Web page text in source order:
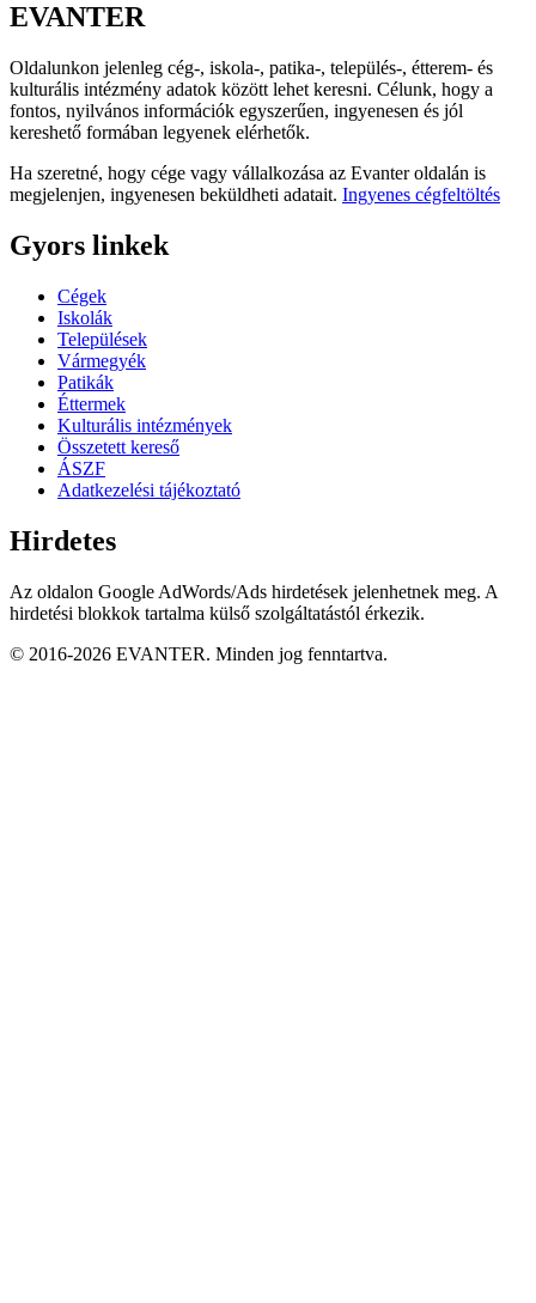
EVANTER
Oldalunkon jelenleg cég-, iskola-, patika-, település-, étterem- és
kulturális intézmény adatok között lehet keresni. Célunk, hogy a
fontos, nyilvános információk egyszerűen, ingyenesen és jól
kereshető formában legyenek elérhetők.
Ha szeretné, hogy cége vagy vállalkozása az Evanter oldalán is
megjelenjen, ingyenesen beküldheti adatait. Ingyenes cégfeltöltés
Gyors linkek
Cégek
Iskolák
Települések
Vármegyék
Patikák
Éttermek
Kulturális intézmények
Összetett kereső
ÁSZF
Adatkezelési tájékoztató
Hirdetes
Az oldalon Google AdWords/Ads hirdetések jelenhetnek meg. A
hirdetési blokkok tartalma külső szolgáltatástól érkezik.
© 2016-2026 EVANTER. Minden jog fenntartva.